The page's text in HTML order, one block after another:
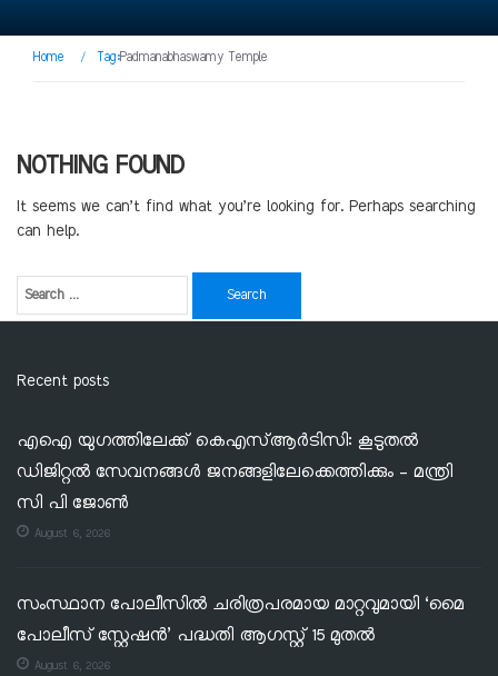
Home / Tag:Padmanabhaswamy Temple
NOTHING FOUND
It seems we can’t find what you’re looking for. Perhaps searching
can help.
Recent posts
എഐ യുഗത്തിലേക്ക് കെഎസ്ആർടിസി: കൂടുതൽ
ഡിജിറ്റൽ സേവനങ്ങൾ ജനങ്ങളിലേക്കെത്തിക്കും – മന്ത്രി
സി പി ജോൺ
August 6, 2026
സംസ്ഥാന പോലീസിൽ ചരിത്രപരമായ മാറ്റവുമായി ‘മൈ
പോലീസ് സ്റ്റേഷൻ’ പദ്ധതി ആഗസ്റ്റ് 15 മുതൽ
August 6, 2026